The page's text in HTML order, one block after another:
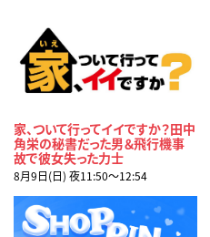
家、ついて行ってイイですか？田中
角栄の秘書だった男＆飛行機事
故で彼女失った力士
8月9日(日) 夜11:50〜12:54